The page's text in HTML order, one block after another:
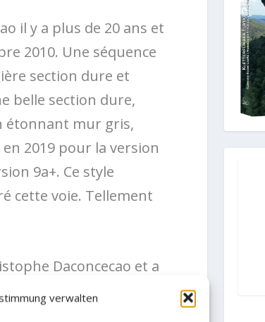
verwalten
il y a plus de 20 ans et
2010. Une séquence
section dure et
belle section dure,
étonnant mur gris,
2019 pour la version
9a+. Ce style
cette voie. Tellement
Daconcecao et a
par Gérome